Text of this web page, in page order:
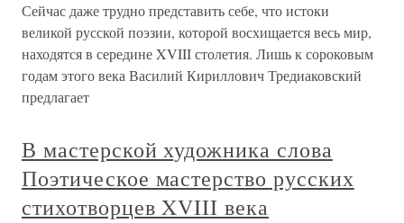
Сейчас даже трудно представить себе, что истоки
великой русской поэзии, которой восхищается весь мир,
находятся в середине XVIII столетия. Лишь к сороковым
годам этого века Василий Кириллович Тредиаковский
предлагает
В мастерской художника слова
Поэтическое мастерство русских
стихотворцев XVIII века